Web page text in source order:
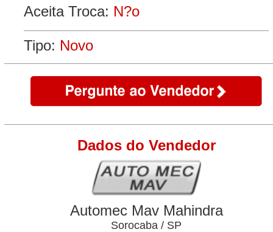
Aceita Troca: N?o
Tipo: Novo
Dados do Vendedor
Automec Mav Mahindra
Sorocaba / SP